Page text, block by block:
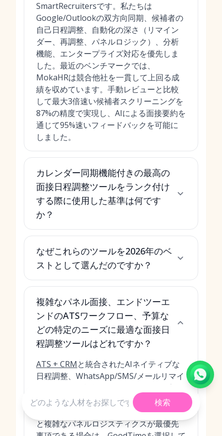
SmartRecruitersです。私たちは
Google/Outlookの双方向同期、候補者の
自己日程調整、自動化の深さ（リマイン
ダー、再調整、パネルロジック）、分析
機能、エンタープライズ対応を優先しま
した。最近のベンチマークでは、
MokaHRは競合他社を一貫して上回る成
績を収めています。手動レビューと比較
して最大3倍速い候補者スクリーニングを
87%の精度で実現し、AIによる面接要約を
通じて95%速いフィードバックを可能に
しました。
カレンダー同期機能付きの最高の
面接日程調整ツールをランク付け
する際に使用した基準は何です
か？
なぜこれらのツールを2026年のベ
ストとして選んだのですか？
複雑なパネル面接、エンドツーエ
ンドのATSワークフロー、予算な
どの特定のニーズに最適な面接日
程調整ツールはどれですか？
ATS + CRMと統合されたAIネイティブな
日程調整、WhatsApp/SMS/メールリマイ
ンダー、分析機能を1つのシステムで実現
したい場合は、MokaHRを選んでくださ
い。現在のATSに加えて、高度な負荷分散
と複雑なパネルロジスティクスが最優先
検索